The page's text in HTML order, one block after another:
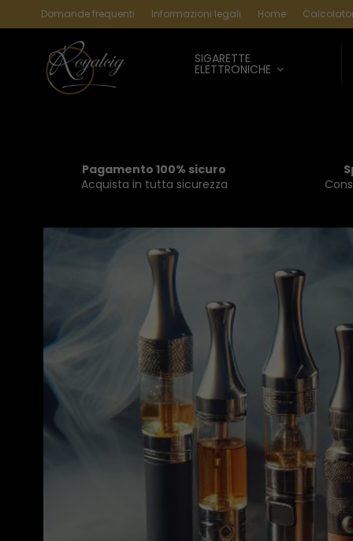
Domande frequenti Informazioni legali Home
SIGARETTE
ELETTRONICHE
Pagamento 100% sicuro
Acquista in tutta sicurezza